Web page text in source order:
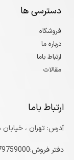
دسترسی ها
فروشگاه
درباره ما
ارتباط باما
مقالات
ارتباط باما
آدرس: تهران ، خیابان
دفتر فروش:09379759000/